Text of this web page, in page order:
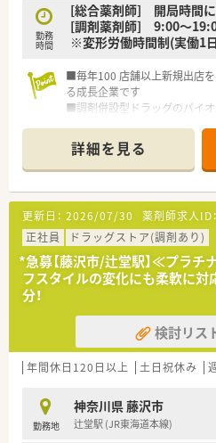
もしっかり大切にしたい方に
勤務
時間
[総合薬剤師] 開局時間
[調剤薬剤師] 9:00～
※変形労働時間制(実働1
■毎年100 店舗以上新規出店
る成長企業です
■調剤併設型ドラッグのパイオ
■研修制度は様々なプランがあ
講可能な研修も幅広く用意さ
■店舗で活躍する従業員、社外
となる従業員など、薬剤師と
を用意されています
■総合薬剤師・調剤薬剤師（土日
の働き方を選択できます
■調剤併設型だけでなく「医療
地内薬局」「訪問調剤特化型店
ます
50店舗以上、無菌調剤室は業
■「プラチナくるみん認定企業
法人部門）認定」等を取得し
されています
があるのも特徴です
詳細を見る
更新日： 2026/07/30 薬剤師求人ID：
正社員
ドラッグストア(調剤あり)
*急募【藤沢市/辻堂駅】≪プラチ
フスタイルの変化にも柔軟に対
分！
検討リス
年間休日120日以上 土日祝休み
勤務地
神奈川県 藤沢市
辻堂駅 (JR東海道本線)